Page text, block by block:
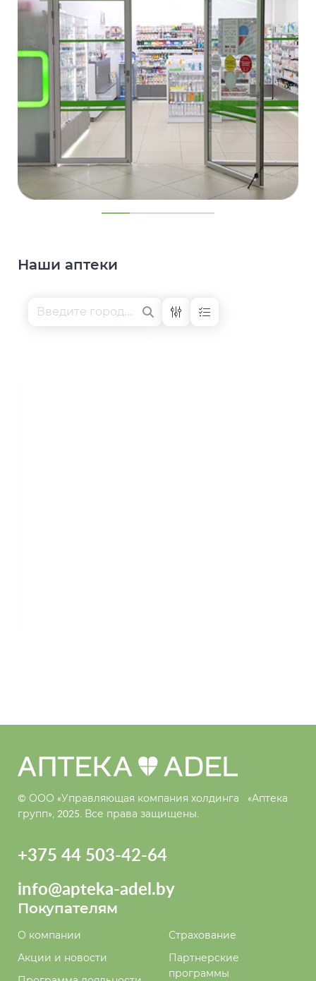
Наши аптеки
© ООО «Управляющая компания холдинга
«Аптека
групп», 2025. Все права защищены.
+375 44 503-42-64
info@apteka-adel.by
Покупателям
О компании
Акции и новости
Страхование
Партнерские
программы